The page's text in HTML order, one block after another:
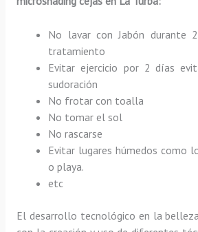
No lavar con Jabón durante
tratamiento
Evitar ejercicio por 2 días
sudoración
No frotar con toalla
No tomar el sol
No rascarse
Evitar lugares húmedos como
o playa.
etc
El desarrollo tecnológico en la